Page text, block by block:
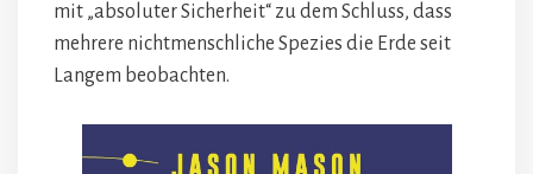
mit „absoluter Sicherheit“ zu dem Schluss, dass
mehrere nichtmenschliche Spezies die Erde seit
Langem beobachten.